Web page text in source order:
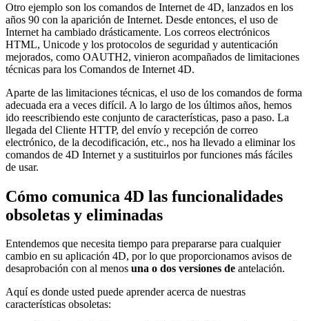
Otro ejemplo son los comandos de Internet de 4D, lanzados en los
años 90 con la aparición de Internet. Desde entonces, el uso de
Internet ha cambiado drásticamente. Los correos electrónicos
HTML, Unicode y los protocolos de seguridad y autenticación
mejorados, como OAUTH2, vinieron acompañados de limitaciones
técnicas para los Comandos de Internet 4D.
Aparte de las limitaciones técnicas, el uso de los comandos de forma
adecuada era a veces difícil. A lo largo de los últimos años, hemos
ido reescribiendo este conjunto de características, paso a paso. La
llegada del Cliente HTTP, del envío y recepción de correo
electrónico, de la decodificación, etc., nos ha llevado a eliminar los
comandos de 4D Internet y a sustituirlos por funciones más fáciles
de usar.
Cómo comunica 4D las funcionalidades
obsoletas y eliminadas
Entendemos que necesita tiempo para prepararse para cualquier
cambio en su aplicación 4D, por lo que proporcionamos avisos de
desaprobación con al menos una o dos versiones de antelación.
Aquí es donde usted puede aprender acerca de nuestras
características obsoletas: